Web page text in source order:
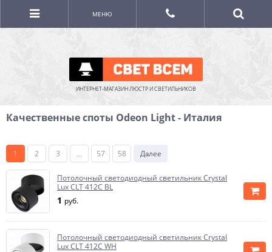
ИНТЕРНЕТ-МАГАЗИН ЛЮСТР И СВЕТИЛЬНИКОВ
МЕНЮ
Качественные споты Odeon Light - Италия
1 2 3 ... 57 58 Далее
Потолочный светодиодный светильник Crystal
Lux CLT 412C BL
1 руб.
Потолочный светодиодный светильник Crystal
Lux CLT 412C WH